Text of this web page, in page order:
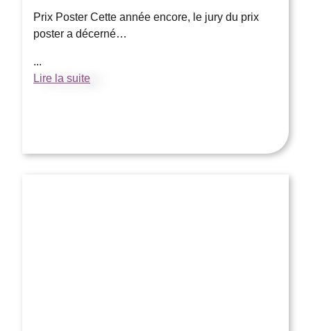
Prix Poster Cette année encore, le jury du prix
poster a décerné…
...
Lire la suite